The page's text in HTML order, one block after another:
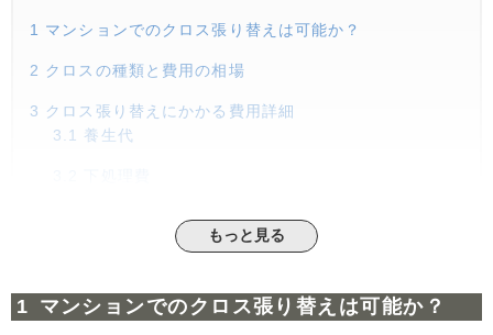
1 マンションでのクロス張り替えは可能か？
2 クロスの種類と費用の相場
3 クロス張り替えにかかる費用詳細
3.1
養生代
4マンションのクロス張り替えの注意ポイント
もっと見る
マンションでのクロス張り替えは可能か？